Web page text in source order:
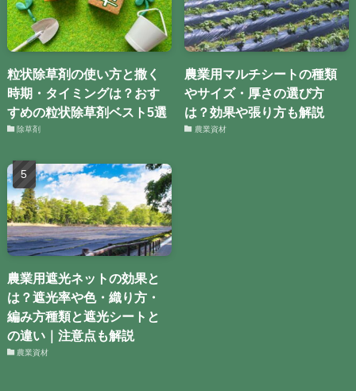
粒状除草剤の使い方と撒く
時期・タイミングは？おす
すめの粒状除草剤ベスト5選
除草剤
農業用マルチシートの種類
やサイズ・厚さの選び方
は？効果や張り方も解説
農業資材
農業用遮光ネットの効果と
は？遮光率や色・織り方・
編み方種類と遮光シートと
の違い｜注意点も解説
農業資材